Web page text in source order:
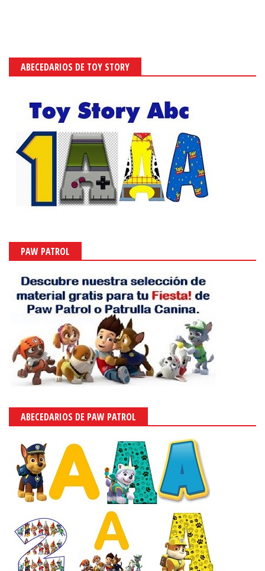
ABECEDARIOS DE TOY STORY
PAW PATROL
ABECEDARIOS DE PAW PATROL